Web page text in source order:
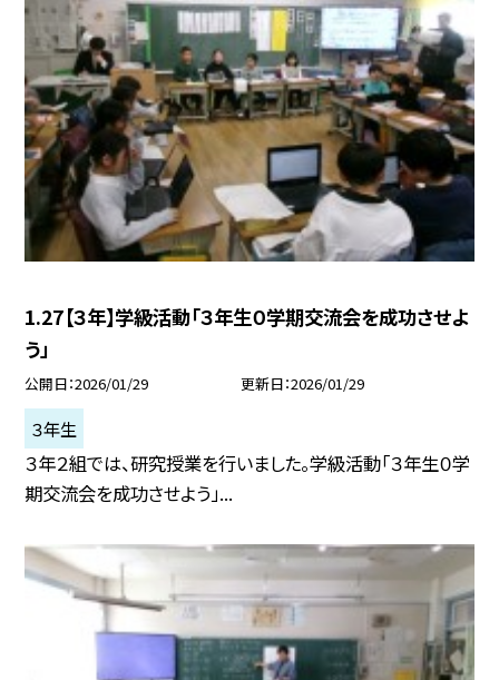
1.27【３年】学級活動「３年生０学期交流会を成功させよ
う」
公開日 2026/01/29 更新日 2026/01/29
３年生
３年２組では、研究授業を行いました。学級活動「３年生０学
期交流会を成功させよう」...